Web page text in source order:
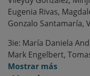
Eugenia Rivas,
Gonzalo Santamaría,
3ie: María Daniela
Mark Engelbert,
Mostrar más